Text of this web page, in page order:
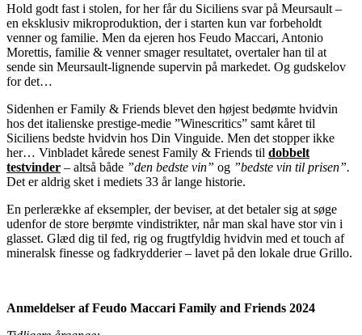
Hold godt fast i stolen, for her får du Siciliens svar på Meursault –
en eksklusiv mikroproduktion, der i starten kun var forbeholdt
venner og familie. Men da ejeren hos Feudo Maccari, Antonio
Morettis, familie & venner smager resultatet, overtaler han til at
sende sin Meursault-lignende supervin på markedet. Og gudskelov
for det…
Sidenhen er Family & Friends blevet den højest bedømte hvidvin
hos det italienske prestige-medie ”Winescritics” samt kåret til
Siciliens bedste hvidvin hos Din Vinguide. Men det stopper ikke
her… Vinbladet kårede senest Family & Friends til dobbelt
testvinder – altså både ”den bedste vin” og ”bedste vin til prisen”.
Det er aldrig sket i mediets 33 år lange historie.
En perlerække af eksempler, der beviser, at det betaler sig at søge
udenfor de store berømte vindistrikter, når man skal have stor vin i
glasset. Glæd dig til fed, rig og frugtfyldig hvidvin med et touch af
mineralsk finesse og fadkrydderier – lavet på den lokale drue Grillo.
Anmeldelser af Feudo Maccari Family and Friends 2024